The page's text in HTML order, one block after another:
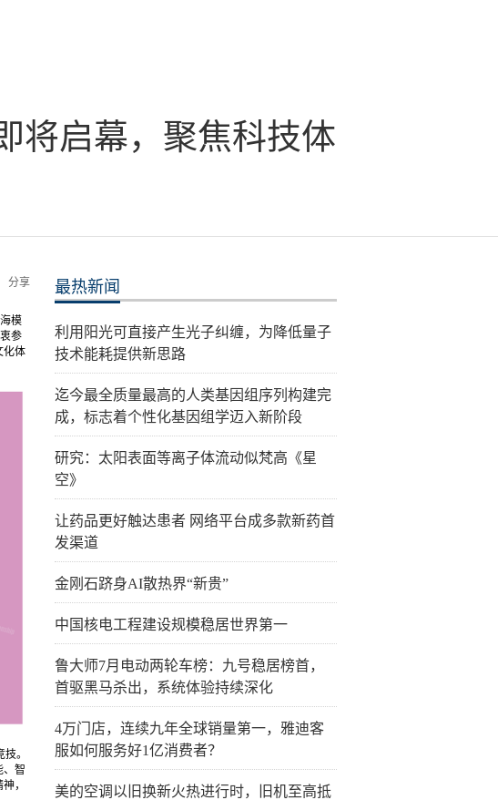
将启幕，聚焦科技体
分享
模
参
化体
。
、智
，
最热新闻
利用阳光可直接产生光子纠缠，为降低量子
技术能耗提供新思路
迄今最全质量最高的人类基因组序列构建完
成，标志着个性化基因组学迈入新阶段
研究：太阳表面等离子体流动似梵高《星
空》
让药品更好触达患者 网络平台成多款新药首
发渠道
金刚石跻身AI散热界“新贵”
中国核电工程建设规模稳居世界第一
鲁大师7月电动两轮车榜：九号稳居榜首，
首驱黑马杀出，系统体验持续深化
4万门店，连续九年全球销量第一，雅迪客
服如何服务好1亿消费者？
美的空调以旧换新火热进行时，旧机至高抵